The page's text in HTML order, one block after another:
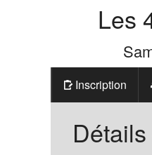
Les
Inscription